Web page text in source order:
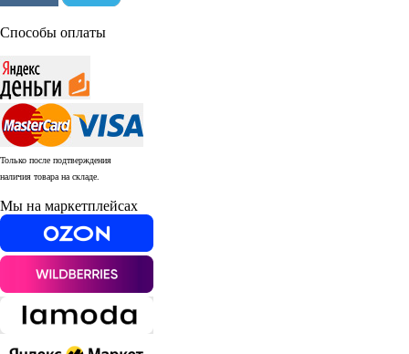
Способы оплаты
Только после подтверждения
наличия товара на складе.
Мы на маркетплейсах